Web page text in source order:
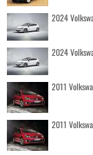
2024
2024
2011
2011